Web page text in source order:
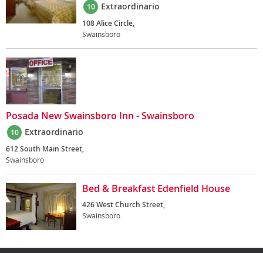
10 Extraordinario
108 Alice Circle,
Swainsboro
Posada New Swainsboro Inn - Swainsboro
10 Extraordinario
612 South Main Street,
Swainsboro
Bed & Breakfast Edenfield House
426 West Church Street,
Swainsboro